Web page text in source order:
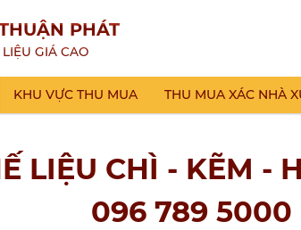
PHÁT
GIÁ CAO
KHU VỰC THU MUA THU MUA XÁC NHÀ
LIỆU CHÌ - KẼM -
096 789 5000